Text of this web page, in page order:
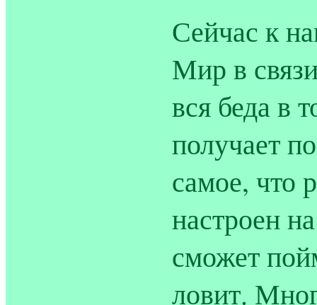
Сейчас к
Мир в
вся беда в
получает
самое, что
настроен
сможет
ловит.